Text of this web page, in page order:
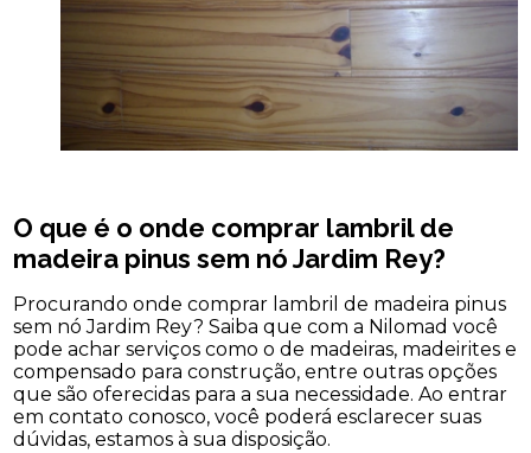
O que é o onde comprar lambril de
madeira pinus sem nó Jardim Rey?
Procurando onde comprar lambril de madeira pinus
sem nó Jardim Rey? Saiba que com a Nilomad você
pode achar serviços como o de madeiras, madeirites e
compensado para construção, entre outras opções
que são oferecidas para a sua necessidade. Ao entrar
em contato conosco, você poderá esclarecer suas
dúvidas, estamos à sua disposição.